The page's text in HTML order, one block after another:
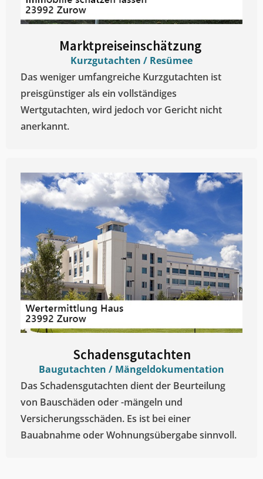
Marktpreiseinschätzung ​
Kurzgutachten / Resümee
Das weniger umfangreiche Kurzgutachten ist
preisgünstiger als ein vollständiges
Wertgutachten, wird jedoch vor Gericht nicht
anerkannt.
Schadensgutachten
Baugutachten / Mängeldokumentation
Das Schadensgutachten dient der Beurteilung
von Bauschäden oder -mängeln und
Versicherungsschäden. Es ist bei einer
Bauabnahme oder Wohnungsübergabe sinnvoll.